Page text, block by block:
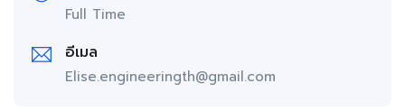
Full Time
อีเมล
Elise.engineeringth@gmail.com